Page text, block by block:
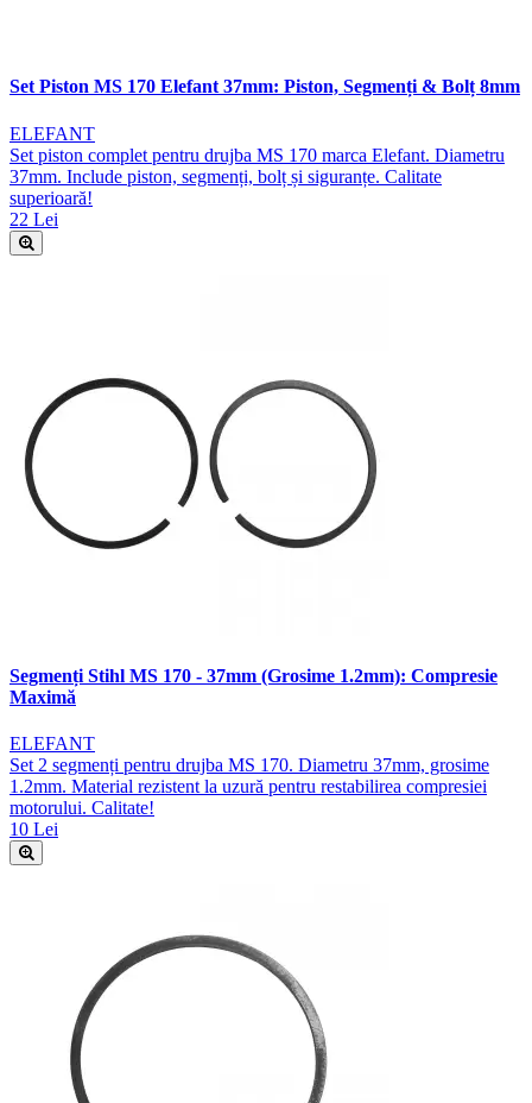
Set Piston MS 170 Elefant 37mm: Piston, Segmenți & Bolț 8mm
ELEFANT
Set piston complet pentru drujba MS 170 marca Elefant. Diametru
37mm. Include piston, segmenți, bolț și siguranțe. Calitate
superioară!
22 Lei
Segmenți Stihl MS 170 - 37mm (Grosime 1.2mm): Compresie
Maximă
ELEFANT
Set 2 segmenți pentru drujba MS 170. Diametru 37mm, grosime
1.2mm. Material rezistent la uzură pentru restabilirea compresiei
motorului. Calitate!
10 Lei